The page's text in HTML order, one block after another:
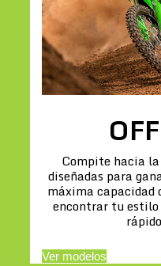
Compite hacia
diseñadas para
máxima capacidad
encontrar tu estilo
Ver modelos